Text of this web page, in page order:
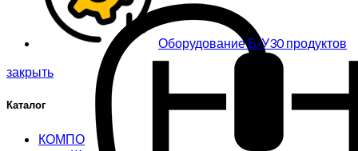
Оборудование Б/У30 продуктов
закрыть
Каталог
КОМПО